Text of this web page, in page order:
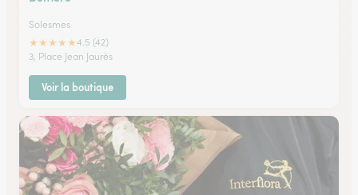
Solesmes
★★★★★4.5 (42)
3, Place Jean Jaurès
Voir la boutique